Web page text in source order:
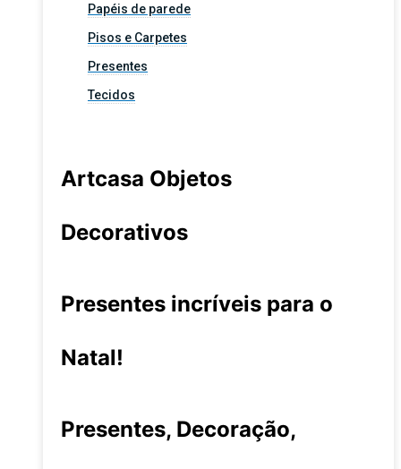
Papéis de parede
Pisos e Carpetes
Presentes
Tecidos
Artcasa Objetos
Decorativos
Presentes incríveis para o
Natal!
Presentes, Decoração,